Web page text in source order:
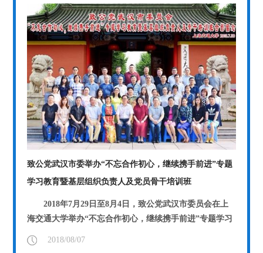
致公党武汉市委举办“不忘合作初心，继续携手前进”专题
学习教育暨基层组织负责人及党员骨干培训班
2018年7月29日至8月4日，致公党武汉市委员会在上
海交通大学举办“不忘合作初心，继续携手前进”专题学习
教育暨...
2018/08/07